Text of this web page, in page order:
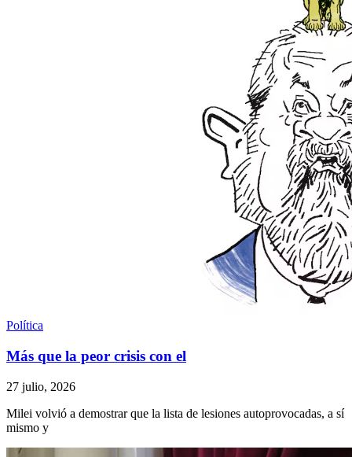
Política
Más que la peor crisis con el
27 julio, 2026
Milei volvió a demostrar que la lista de lesiones autoprovocadas, a sí
mismo y